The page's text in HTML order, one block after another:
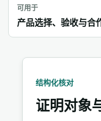
可用于
产品选择、验收与合
结构化核对
证明对象